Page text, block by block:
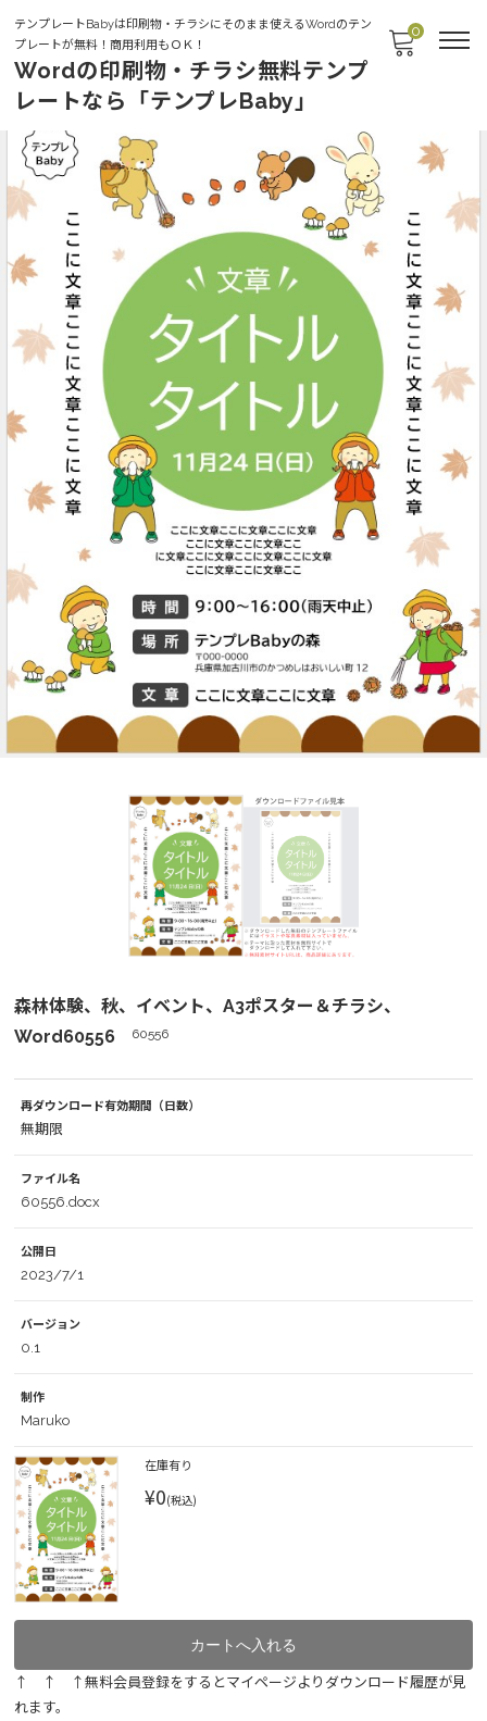
テンプレートBabyは印刷物・チラシにそのまま使えるWordのテン
プレートが無料！商用利用もＯＫ！
Wordの印刷物・チラシ無料テンプ
レートなら「テンプレBaby」
0
森林体験、秋、イベント、A3ポスター＆チラシ、
Word60556
60556
再ダウンロード有効期間（日数）
無期限
ファイル名
60556.docx
公開日
2023/7/1
バージョン
0.1
制作
Maruko
在庫有り
¥0(税込)
↑ ↑ ↑無料会員登録をするとマイページよりダウンロード履歴が見
れます。